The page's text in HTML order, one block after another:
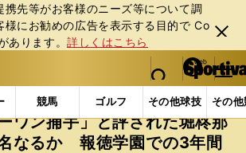
携先等がお客様のニーズ等について調
様にお勧めの広告を表⽰する⽬的で Co
あります。詳しくはこちら
閉じ
る
web Sportiva (webスポルティーバ)
検索
マイペ
ー
ジ
メニュ
競馬 ゴルフ その他球技 その
覧 高校野球他 「世代ナンバーワン捕
ワン捕手」と評された堀柊那
なるか 報徳学園での3年間